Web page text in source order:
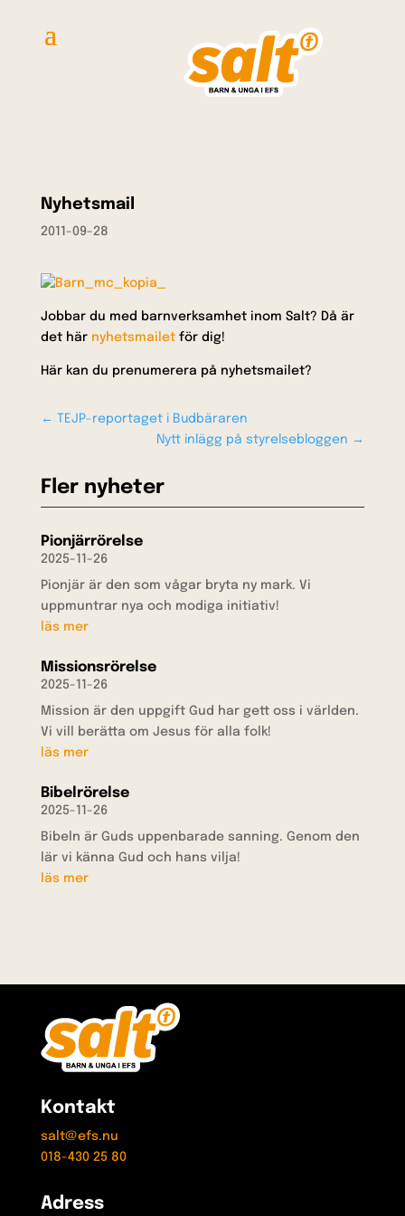
Nyhetsmail
2011-09-28
Jobbar du med barnverksamhet inom Salt? Då är
det här nyhetsmailetför dig!
Här kan du prenumerera på nyhetsmailet?
←
TEJP-reportaget i Budbäraren
Nytt inlägg på styrelsebloggen →
Fler nyheter
Pionjärrörelse
2025-11-26
Pionjär är den som vågar bryta ny mark. Vi
uppmuntrar nya och modiga initiativ!
läs mer
Missionsrörelse
2025-11-26
Mission är den uppgift Gud har gett oss i världen.
Vi vill berätta om Jesus för alla folk!
läs mer
Bibelrörelse
2025-11-26
Bibeln är Guds uppenbarade sanning. Genom den
lär vi känna Gud och hans vilja!
läs mer
Kontakt
salt@efs.nu
018-430 25 80
Adress